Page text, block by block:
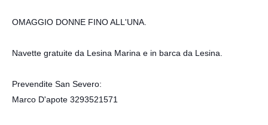
OMAGGIO DONNE FINO ALL'UNA.
Navette gratuite da Lesina Marina e in barca da Lesina.
Prevendite San Severo:
Marco D'apote 3293521571